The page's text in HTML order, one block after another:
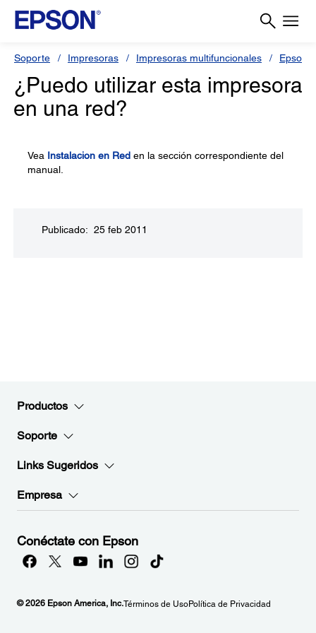
Soporte Impresoras Impresoras multifuncionales Epson
¿Puedo utilizar esta impresora
en una red?
Vea Instalacion en Red en la sección correspondiente del
manual.
Publicado: 25 feb 2011
Productos
Soporte
Links Sugeridos
Empresa
Conéctate con Epson
© 2026 Epson America, Inc.Términos de UsoPolítica de Privacidad